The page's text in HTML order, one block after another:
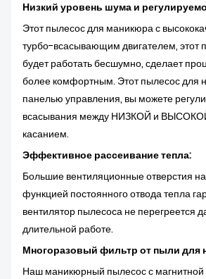
Низкий уровень шума и
Этот пылесос для маникюра с
турбо-всасывающим двигателем, этот
будет работать бесшумно, сделает
более комфортным. Этот пылесос для
панелью управления, вы можете
всасывания между НИЗКОЙ и
касанием.
Эффективное рассеивание тепла:
Большие вентиляционные отверстия
функцией постоянного отвода тепла
вентилятор пылесоса не перегреется
длительной работе.
Многоразовый фильтр от пыли для
Наш маникюрный пылесос с